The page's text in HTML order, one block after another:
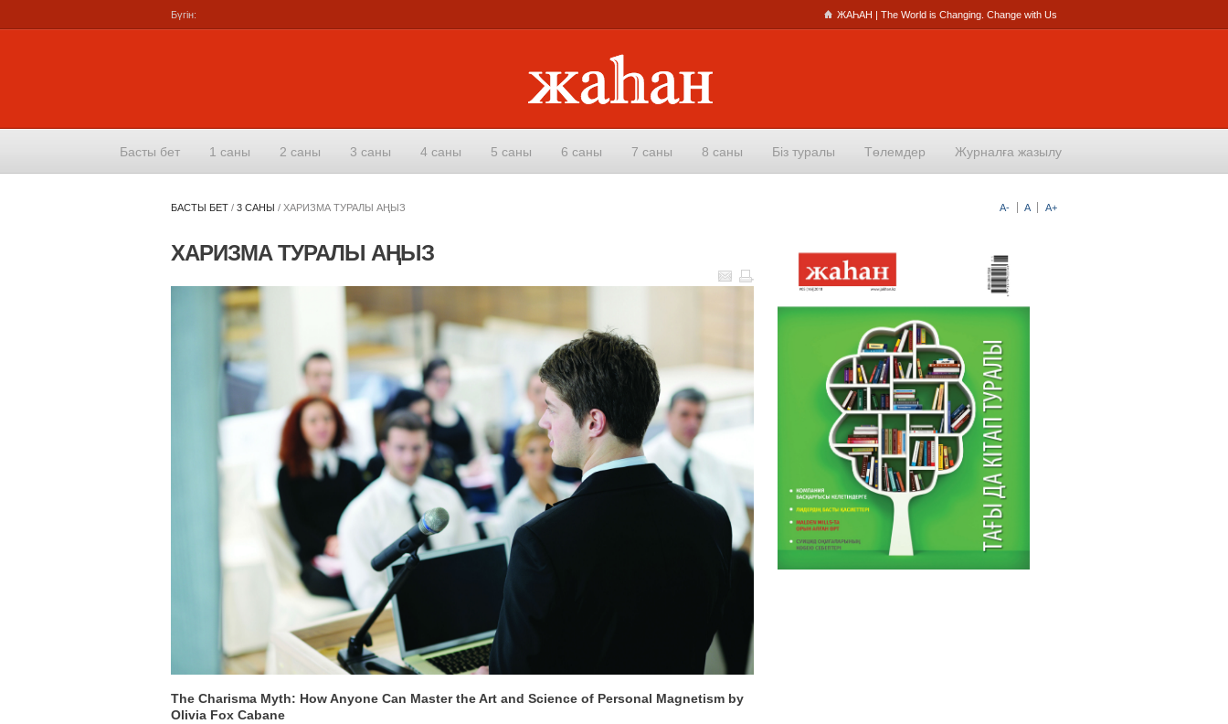
Бүгін: ЖАҺАН | The World is Changing. Change with Us
Басты бет 1 саны 2 саны 3 саны 4 саны 5 саны 6 саны 7 саны 8 саны Біз туралы Төлемдер Журналға жазылу
БАСТЫ БЕТ / 3 САНЫ / ХАРИЗМА ТУРАЛЫ АҢЫЗ
ХАРИЗМА ТУРАЛЫ АҢЫЗ
The Charisma Myth: How Anyone Can Master the Art and Science of Personal Magnetism by
Olivia Fox Cabane
A- A A+